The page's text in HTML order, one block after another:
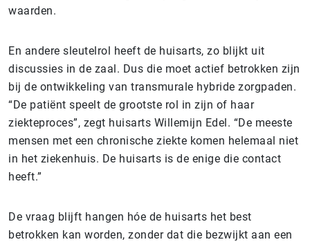
waarden.
En andere sleutelrol heeft de huisarts, zo blijkt uit
discussies in de zaal. Dus die moet actief betrokken zijn
bij de ontwikkeling van transmurale hybride zorgpaden.
“De patiënt speelt de grootste rol in zijn of haar
ziekteproces”, zegt huisarts Willemijn Edel. “De meeste
mensen met een chronische ziekte komen helemaal niet
in het ziekenhuis. De huisarts is de enige die contact
heeft.”
De vraag blijft hangen hóe de huisarts het best
betrokken kan worden, zonder dat die bezwijkt aan een